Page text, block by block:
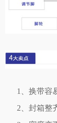
1、换带容
2、封箱整